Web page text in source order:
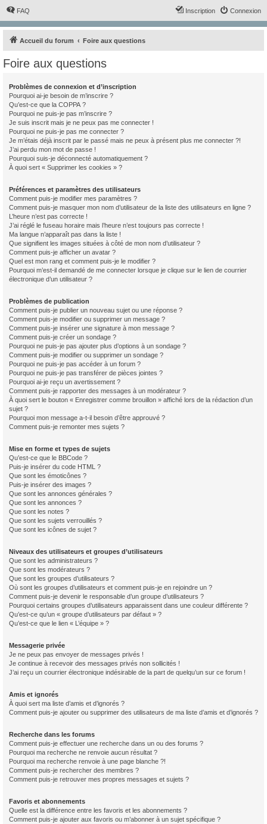
FAQ Connexion
Inscription
Accueil du forum Foire aux questions
Foire aux questions
Problèmes de connexion et d’inscription
Pourquoi ai-je besoin de m’inscrire ?
Qu’est-ce que la COPPA ?
Pourquoi ne puis-je pas m’inscrire ?
Je suis inscrit mais je ne peux pas me connecter !
Pourquoi ne puis-je pas me connecter ?
Je m’étais déjà inscrit par le passé mais ne peux à présent plus me connecter ?!
J’ai perdu mon mot de passe !
Pourquoi suis-je déconnecté automatiquement ?
À quoi sert « Supprimer les cookies » ?
Préférences et paramètres des utilisateurs
Comment puis-je modifier mes paramètres ?
Comment puis-je masquer mon nom d’utilisateur de la liste des utilisateurs en ligne ?
L’heure n’est pas correcte !
J’ai réglé le fuseau horaire mais l’heure n’est toujours pas correcte !
Ma langue n’apparaît pas dans la liste !
Que signifient les images situées à côté de mon nom d’utilisateur ?
Comment puis-je afficher un avatar ?
Quel est mon rang et comment puis-je le modifier ?
Pourquoi m’est-il demandé de me connecter lorsque je clique sur le lien de courrier
électronique d’un utilisateur ?
Problèmes de publication
Comment puis-je publier un nouveau sujet ou une réponse ?
Comment puis-je modifier ou supprimer un message ?
Comment puis-je insérer une signature à mon message ?
Comment puis-je créer un sondage ?
Pourquoi ne puis-je pas ajouter plus d’options à un sondage ?
Comment puis-je modifier ou supprimer un sondage ?
Pourquoi ne puis-je pas accéder à un forum ?
Pourquoi ne puis-je pas transférer de pièces jointes ?
Pourquoi ai-je reçu un avertissement ?
Comment puis-je rapporter des messages à un modérateur ?
À quoi sert le bouton « Enregistrer comme brouillon » affiché lors de la rédaction d’un
sujet ?
Pourquoi mon message a-t-il besoin d’être approuvé ?
Comment puis-je remonter mes sujets ?
Mise en forme et types de sujets
Qu’est-ce que le BBCode ?
Puis-je insérer du code HTML ?
Que sont les émoticônes ?
Puis-je insérer des images ?
Que sont les annonces générales ?
Que sont les annonces ?
Que sont les notes ?
Que sont les sujets verrouillés ?
Que sont les icônes de sujet ?
Niveaux des utilisateurs et groupes d’utilisateurs
Que sont les administrateurs ?
Que sont les modérateurs ?
Que sont les groupes d’utilisateurs ?
Où sont les groupes d’utilisateurs et comment puis-je en rejoindre un ?
Comment puis-je devenir le responsable d’un groupe d’utilisateurs ?
Pourquoi certains groupes d’utilisateurs apparaissent dans une couleur différente ?
Qu’est-ce qu’un « groupe d’utilisateurs par défaut » ?
Qu’est-ce que le lien « L’équipe » ?
Messagerie privée
Je ne peux pas envoyer de messages privés !
Je continue à recevoir des messages privés non sollicités !
J’ai reçu un courrier électronique indésirable de la part de quelqu’un sur ce forum !
Amis et ignorés
À quoi sert ma liste d’amis et d’ignorés ?
Comment puis-je ajouter ou supprimer des utilisateurs de ma liste d’amis et d’ignorés ?
Recherche dans les forums
Comment puis-je effectuer une recherche dans un ou des forums ?
Pourquoi ma recherche ne renvoie aucun résultat ?
Pourquoi ma recherche renvoie à une page blanche ?!
Comment puis-je rechercher des membres ?
Comment puis-je retrouver mes propres messages et sujets ?
Favoris et abonnements
Quelle est la différence entre les favoris et les abonnements ?
Comment puis-je ajouter aux favoris ou m’abonner à un sujet spécifique ?